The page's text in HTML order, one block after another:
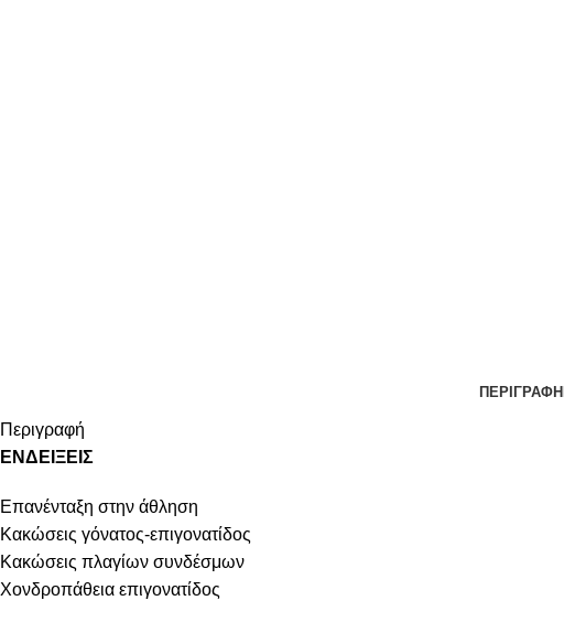
ΠΕΡΙΓΡΑΦΉ
Περιγραφή
ΕΝΔΕΙΞΕΙΣ
Επανένταξη στην άθληση
Κακώσεις γόνατος-επιγονατίδος
Κακώσεις πλαγίων συνδέσμων
Χονδροπάθεια επιγονατίδος